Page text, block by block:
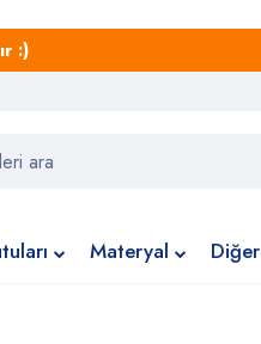
:)
Materyal Diğer